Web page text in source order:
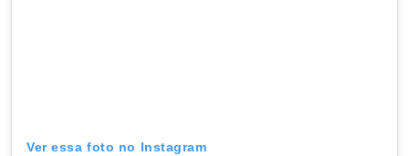
Ver essa foto no Instagram